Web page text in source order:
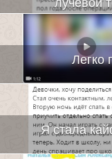
Легко
Я стала